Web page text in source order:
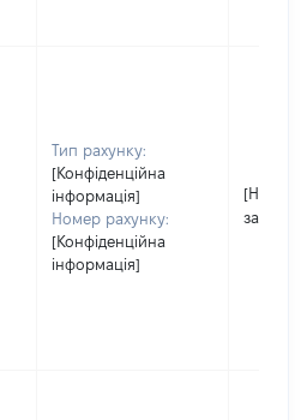
Тип рахунку:
[Конфіденційна
інформація]
Номер рахунку:
[Конфіденційна
інформація]
[Не